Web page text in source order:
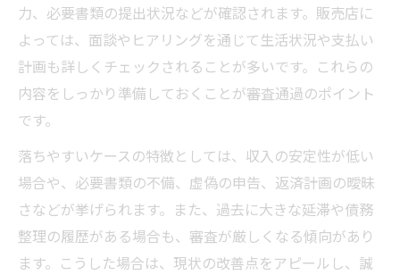
力、必要書類の提出状況などが確認されます。販売店に
よっては、面談やヒアリングを通じて生活状況や支払い
計画も詳しくチェックされることが多いです。これらの
内容をしっかり準備しておくことが審査通過のポイント
です。
落ちやすいケースの特徴としては、収入の安定性が低い
場合や、必要書類の不備、虚偽の申告、返済計画の曖昧
さなどが挙げられます。また、過去に大きな延滞や債務
整理の履歴がある場合も、審査が厳しくなる傾向があり
ます。こうした場合は、現状の改善点をアピールし、誠